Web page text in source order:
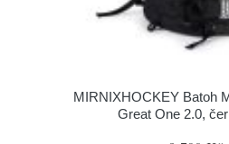
MIRNIXHOCKEY Batoh
Great One 2.0,